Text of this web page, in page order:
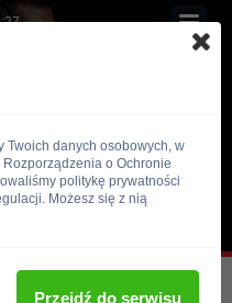
Twoich danych osobowych, w
o Ochronie
politykę prywatności
Możesz się z nią
Przejdź do serwisu